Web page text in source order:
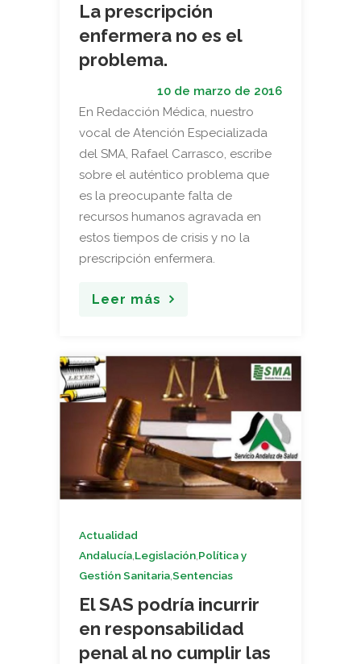
La prescripción
enfermera no es el
problema.
10 de marzo de 2016
En Redacción Médica, nuestro
vocal de Atención Especializada
del SMA, Rafael Carrasco, escribe
sobre el auténtico problema que
es la preocupante falta de
recursos humanos agravada en
estos tiempos de crisis y no la
prescripción enfermera.
Leer más
Actualidad
Andalucía,Legislación,Política y
Gestión Sanitaria,Sentencias
El SAS podría incurrir
en responsabilidad
penal al no cumplir las